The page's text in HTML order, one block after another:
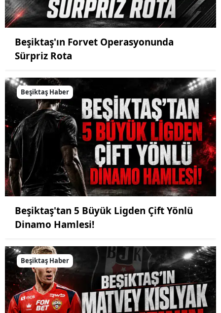
Beşiktaş'ın Forvet Operasyonunda
Sürpriz Rota
Beşiktaş Haber
Beşiktaş'tan 5 Büyük Ligden Çift Yönlü
Dinamo Hamlesi!
Beşiktaş Haber